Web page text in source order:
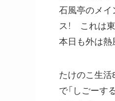
石風亭のメイ
ス！ これは
本日も外は熱
たけのこ生活
で「しごーす